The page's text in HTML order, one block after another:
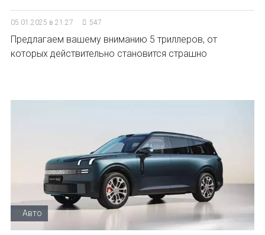
05.01.2025 в 21:27 547
Предлагаем вашему вниманию 5 триллеров, от
которых действительно становится страшно
Авто